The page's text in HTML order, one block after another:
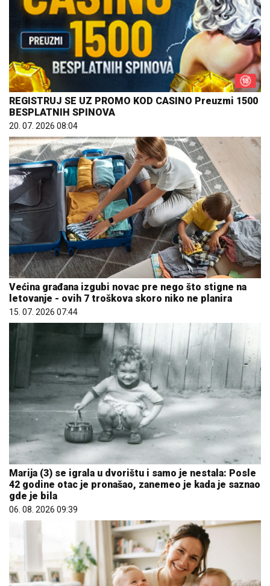
REGISTRUJ SE UZ PROMO KOD CASINO Preuzmi 1500
BESPLATNIH SPINOVA
20. 07. 2026 08:04
Većina građana izgubi novac pre nego što stigne na
letovanje - ovih 7 troškova skoro niko ne planira
15. 07. 2026 07:44
Marija (3) se igrala u dvorištu i samo je nestala: Posle
42 godine otac je pronašao, zanemeo je kada je saznao
gde je bila
06. 08. 2026 09:39